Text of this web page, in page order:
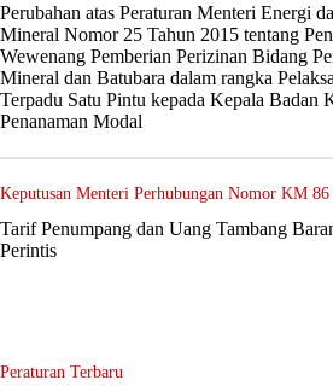
Perubahan atas Peraturan Menteri Energi
Mineral Nomor 25 Tahun 2015 tentang
Wewenang Pemberian Perizinan Bidang
Mineral dan Batubara dalam rangka
Terpadu Satu Pintu kepada Kepala Badan
Penanaman Modal
Keputusan Menteri Perhubungan Nomor KM 86
Tarif Penumpang dan Uang Tambang
Perintis
Peraturan Terbaru